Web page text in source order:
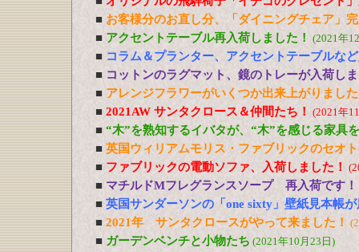
■ お客様分のお直し分、「ダイニングチェア」
■ アクセントテーブル再入荷しました！ (2021年
■ コラム＆プランター、アクセントテーブルな
■ コットンのラグマット、鏡のトレーが入荷し
■ アレンジフラワーがいくつか出来上がりまし
■ 2021AW サンタクロース＆仲間たち！ (2021年
■ “木”を熟知するイバタが、“木”を感じる家具
■ 英国ウィリアムモリス・ファブリックのセオ
■ ファブリックの電動ソファ、入荷しました！
■ マチルドMフレグランスソープ 再入荷です！
■ 英国サンダーソンの「one sixty」壁紙見本帳
■ 2021年 サンタクロースがやって来ました！
■ ガーデンベンチと小物たち (2021年10月23日)